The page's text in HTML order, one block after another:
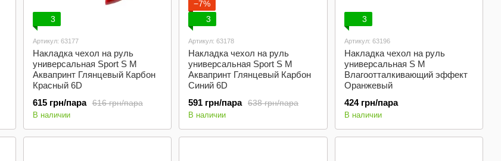
3
Артикул: 63177
Накладка чехол на руль
универсальная Sport S M
Аквапринт Глянцевый Карбон
Красный 6D
616 грн/пара
615 грн/пара
В наличии
−7%
3
Артикул: 63178
Накладка чехол на руль
универсальная Sport S M
Аквапринт Глянцевый Карбон
Синий 6D
638 грн/пара
591 грн/пара
В наличии
3
Артикул: 63196
Накладка чехол на руль
универсальная S M
Влагоотталкивающий эффект
Оранжевый
424 грн/пара
В наличии